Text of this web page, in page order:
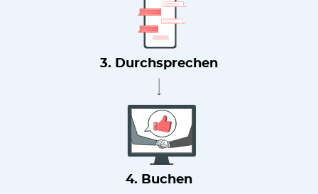
3. Durchsprechen
4. Buchen